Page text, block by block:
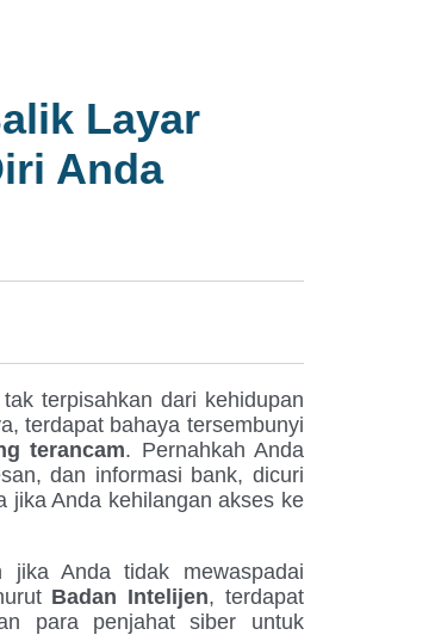
Layar
Anda
terpisahkan dari kehidupan
terdapat bahaya tersembunyi
terancam. Pernahkah Anda
dan informasi bank, dicuri
jika Anda kehilangan akses ke
jika Anda tidak mewaspadai
Badan Intelijen, terdapat
para penjahat siber untuk